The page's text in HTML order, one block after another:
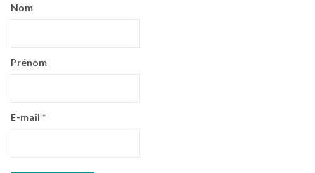
Nom
Prénom
E-mail *